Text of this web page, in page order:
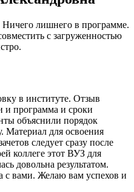
лишнего в программе.
с загруженностью
в институте. Отзыв
и программа и сроки
объяснили порядок
Материал для освоения
следует сразу после
коллеге этот ВУЗ для
довольна результатом.
с вами. Желаю вам успехов и